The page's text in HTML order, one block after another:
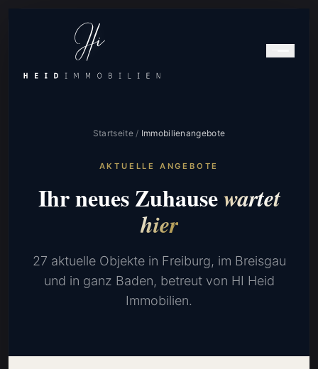
Startseite / Immobilienangebote
AKTUELLE ANGEBOTE
Ihr neues Zuhausewartet
hier
27 aktuelle Objekte in Freiburg, im Breisgau
und in ganz Baden, betreut von HI Heid
Immobilien.